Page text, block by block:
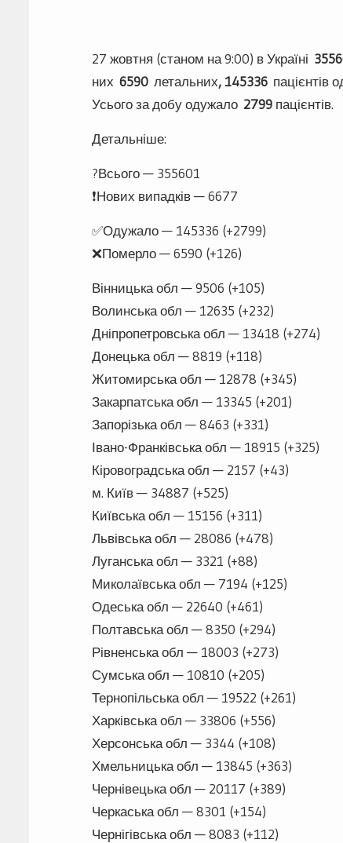
27 жовтня (станом на 9:00) в Україні
них 6590 летальних, 145336 пацієнтів
Усього за добу одужало 2799 пацієнтів.
Детальніше:
?Всього — 355601
❗️Нових випадків — 6677
✅Одужало — 145336 (+2799)
❌Померло — 6590 (+126)
Вінницька обл — 9506 (+105)
Волинська обл — 12635 (+232)
Дніпропетровська обл — 13418 (+274)
Донецька обл — 8819 (+118)
Житомирська обл — 12878 (+345)
Закарпатська обл — 13345 (+201)
Запорізька обл — 8463 (+331)
Івано-Франківська обл — 18915 (+325)
Кіровоградська обл — 2157 (+43)
м. Київ — 34887 (+525)
Київська обл — 15156 (+311)
Львівська обл — 28086 (+478)
Луганська обл — 3321 (+88)
Миколаївська обл — 7194 (+125)
Одеська обл — 22640 (+461)
Полтавська обл — 8350 (+294)
Рівненська обл — 18003 (+273)
Сумська обл — 10810 (+205)
Тернопільська обл — 19522 (+261)
Харківська обл — 33806 (+556)
Херсонська обл — 3344 (+108)
Хмельницька обл — 13845 (+363)
Чернівецька обл — 20117 (+389)
Черкаська обл — 8301 (+154)
Чернігівська обл — 8083 (+112)